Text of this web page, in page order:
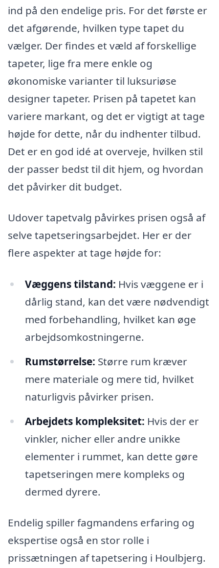
ind på den endelige pris. For det første er
det afgørende, hvilken type tapet du
vælger. Der findes et væld af forskellige
tapeter, lige fra mere enkle og
økonomiske varianter til luksuriøse
designer tapeter. Prisen på tapetet kan
variere markant, og det er vigtigt at tage
højde for dette, når du indhenter tilbud.
Det er en god idé at overveje, hvilken stil
der passer bedst til dit hjem, og hvordan
det påvirker dit budget.
Udover tapetvalg påvirkes prisen også af
selve tapetseringsarbejdet. Her er der
flere aspekter at tage højde for:
Væggens tilstand: Hvis væggene er i
dårlig stand, kan det være nødvendigt
med forbehandling, hvilket kan øge
arbejdsomkostningerne.
Rumstørrelse: Større rum kræver
mere materiale og mere tid, hvilket
naturligvis påvirker prisen.
Arbejdets kompleksitet: Hvis der er
vinkler, nicher eller andre unikke
elementer i rummet, kan dette gøre
tapetseringen mere kompleks og
dermed dyrere.
Endelig spiller fagmandens erfaring og
ekspertise også en stor rolle i
prissætningen af tapetsering i Houlbjerg.